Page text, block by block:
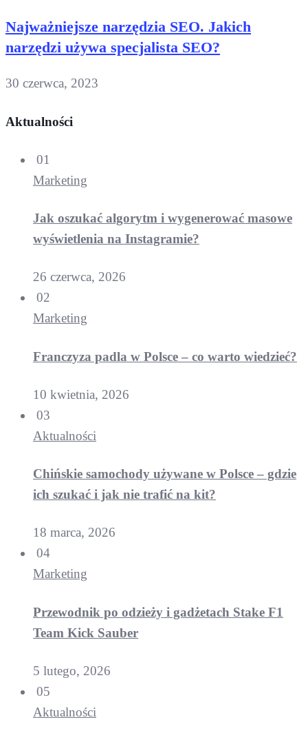
Najważniejsze narzędzia SEO. Jakich
narzędzi używa specjalista SEO?
30 czerwca, 2023
Aktualności
01
Marketing
Jak oszukać algorytm i wygenerować masowe
wyświetlenia na Instagramie?
26 czerwca, 2026
02
Marketing
Franczyza padla w Polsce – co warto wiedzieć?
10 kwietnia, 2026
03
Aktualności
Chińskie samochody używane w Polsce – gdzie
ich szukać i jak nie trafić na kit?
18 marca, 2026
04
Marketing
Przewodnik po odzieży i gadżetach Stake F1
Team Kick Sauber
5 lutego, 2026
05
Aktualności